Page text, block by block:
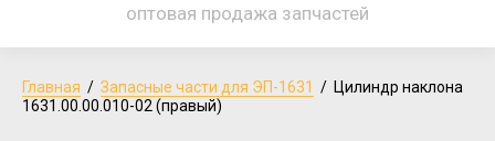
оптовая продажа запчастей
Главная
  /
Запасные части для ЭП-1631
  /  Цилиндр наклона
1631.00.00.010-02 (правый)